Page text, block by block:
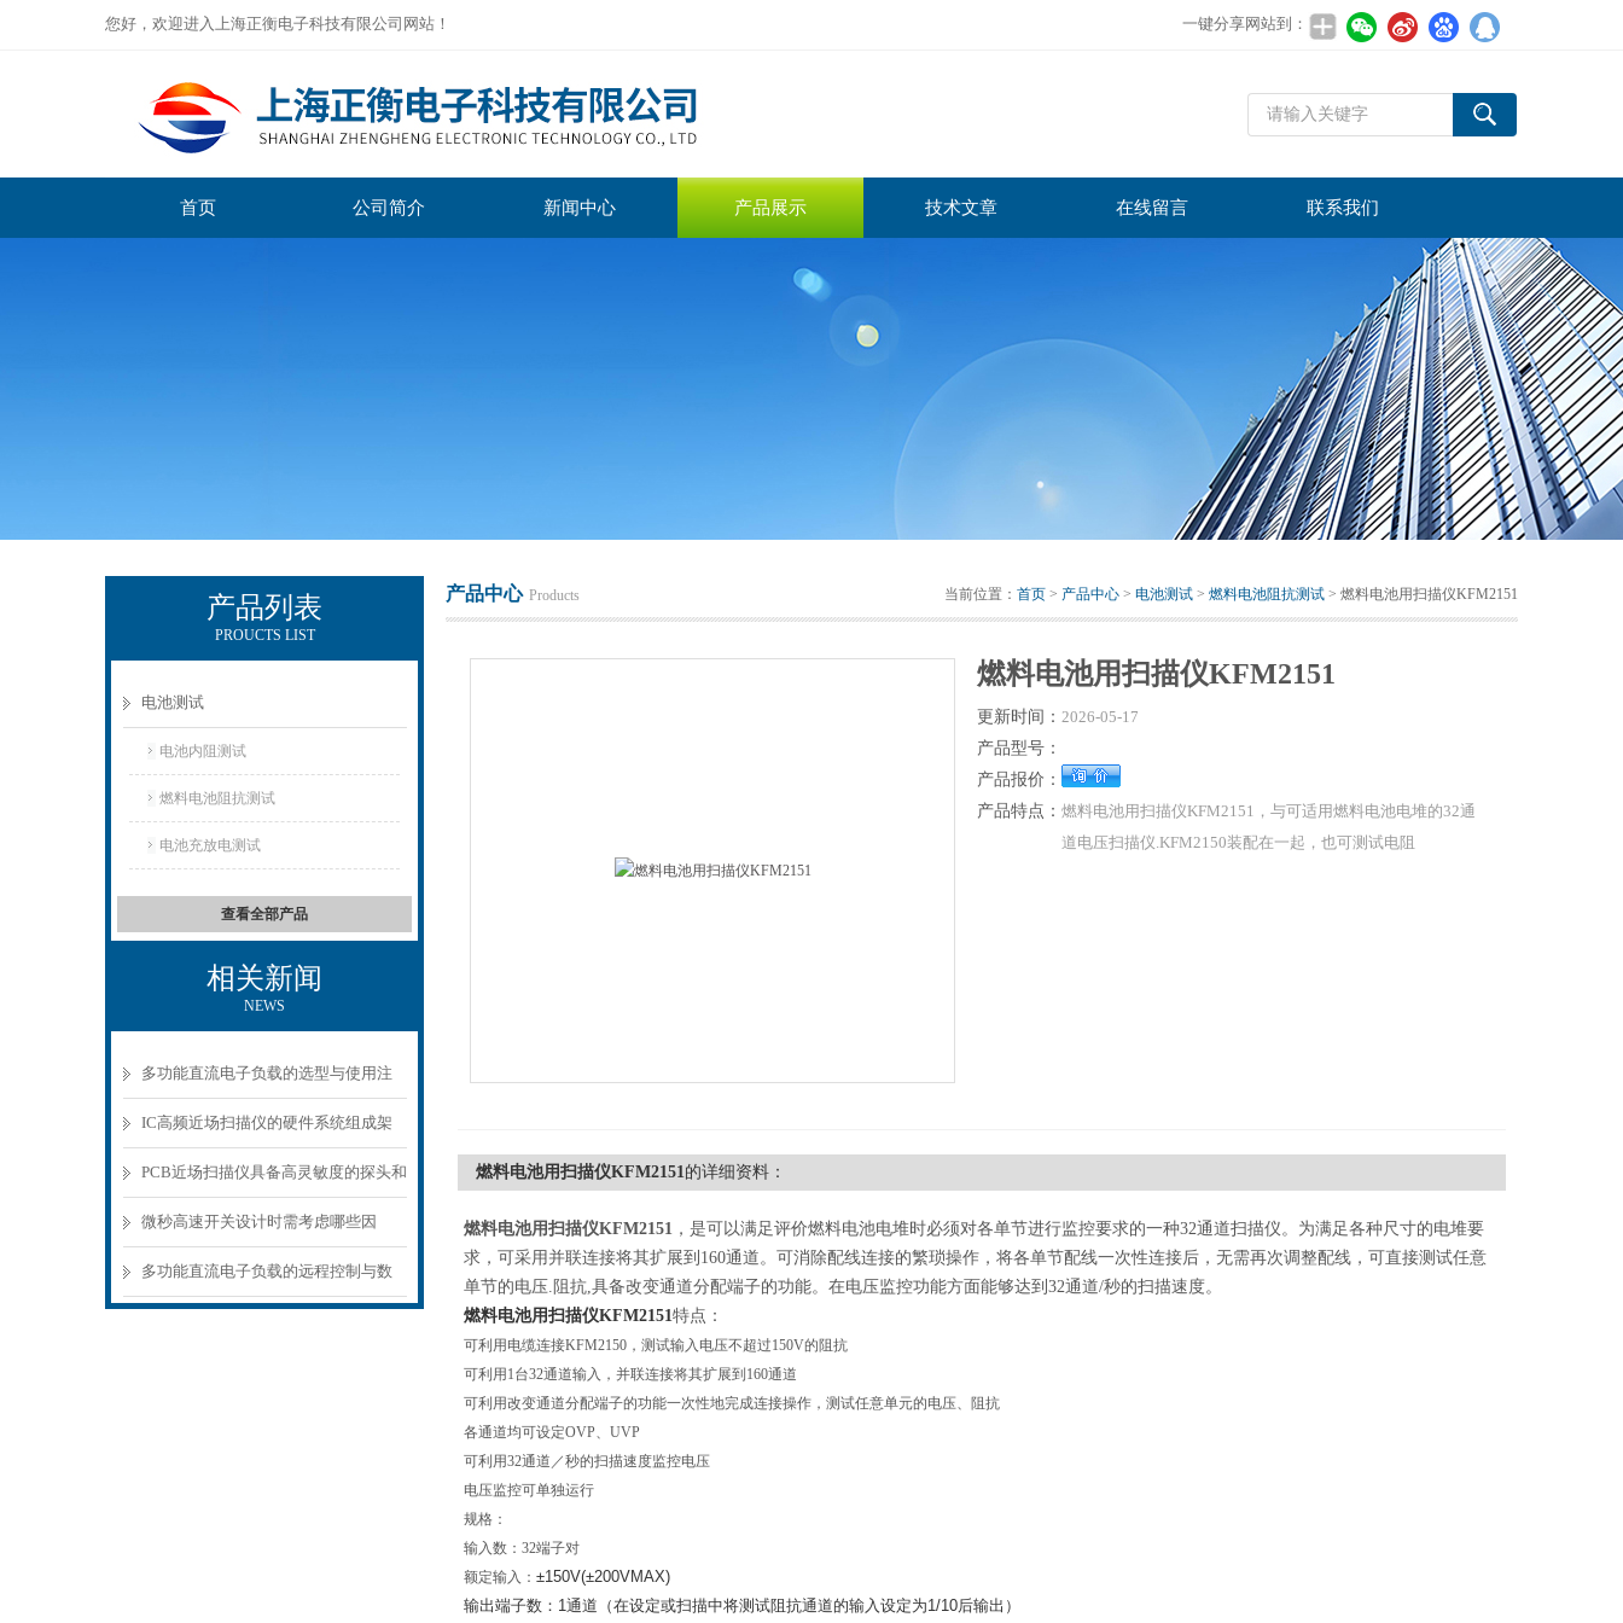
您好，欢迎进入上海正衡电子科技有限公司网站！ 一键分享网站到：
首页 公司简介 新闻中心 产品展示 技术文章 在线留言 联系我们
产品列表
PROUCTS LIST
电池测试
电池内阻测试
燃料电池阻抗测试
电池充放电测试
查看全部产品
相关新闻
NEWS
多功能直流电子负载的选型与使用注
意事项
IC高频近场扫描仪的硬件系统组成架
构分析
PCB近场扫描仪具备高灵敏度的探头和
精密的扫描机构
微秒高速开关设计时需考虑哪些因
素？
多功能直流电子负载的远程控制与数
产品中心 Products 当前位置： 首页 > 产品中心 > 电池测试 > 燃料电池阻抗测试 > 燃料电池用扫描仪KFM2151
燃料电池用扫描仪KFM2151
更新时间： 2026-05-17
产品型号：
产品报价：
产品特点： 燃料电池用扫描仪KFM2151，与可适用燃料电池电堆的32通
道电压扫描仪.KFM2150装配在一起，也可测试电阻
燃料电池用扫描仪KFM2151的详细资料：
燃料电池用扫描仪KFM2151 ，是可以满足评价燃料电池电堆时必须对各单节进行监控要求的一种32通道扫描仪。为满足各种尺寸的电堆要
求，可采用并联连接将其扩展到160通道。可消除配线连接的繁琐操作，将各单节配线一次性连接后，无需再次调整配线，可直接测试任意
单节的电压.阻抗,具备改变通道分配端子的功能。在电压监控功能方面能够达到32通道/秒的扫描速度。
燃料电池用扫描仪KFM2151特点：
可利用电缆连接KFM2150，测试输入电压不超过150V的阻抗
可利用1台32通道输入，并联连接将其扩展到160通道
可利用改变通道分配端子的功能一次性地完成连接操作，测试任意单元的电压、阻抗
各通道均可设定OVP、UVP
可利用32通道／秒的扫描速度监控电压
电压监控可单独运行
规格：
输入数：32端子对
额定输入： ±150V(±200VMAX)
输出端子数：1通道（在设定或扫描中将测试阻抗通道的输入设定为1/10后输出）